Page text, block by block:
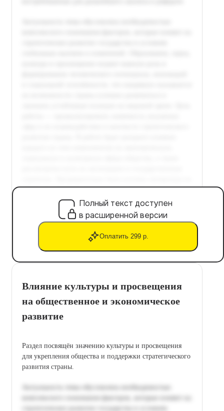
Полный текст доступен
в расширенной версии
Оплатить 299 р.
Влияние культуры и просвещения
на общественное и экономическое
развитие
Раздел посвящён значению культуры и просвещения
для укрепления общества и поддержки стратегического
развития страны.